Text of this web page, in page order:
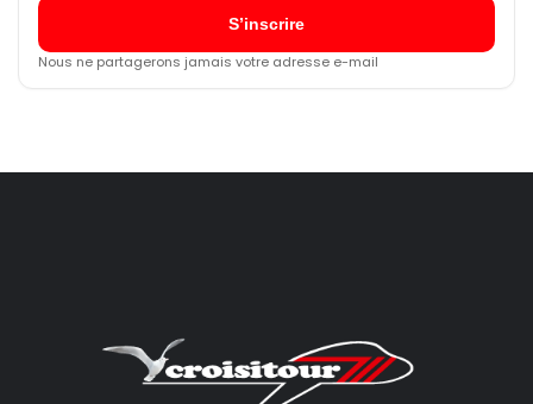
Nous ne partagerons jamais votre adresse e-mail